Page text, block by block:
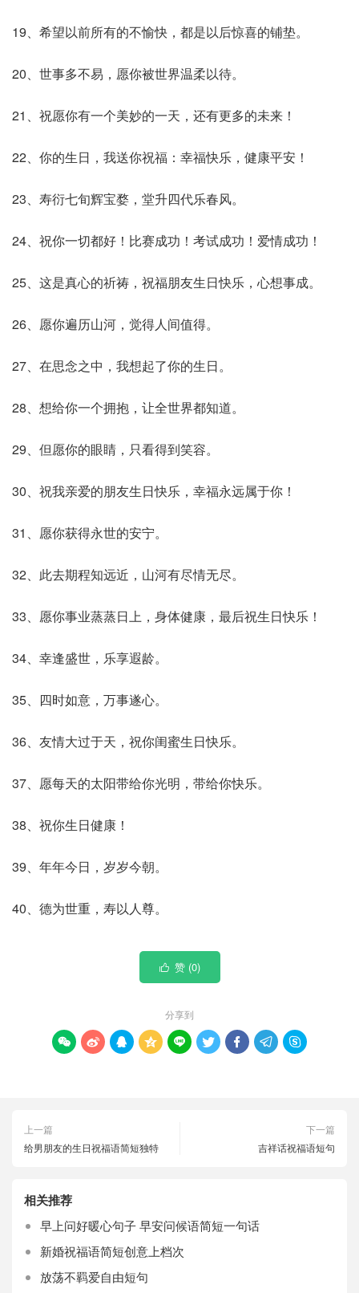
19、希望以前所有的不愉快，都是以后惊喜的铺垫。
20、世事多不易，愿你被世界温柔以待。
21、祝愿你有一个美妙的一天，还有更多的未来！
22、你的生日，我送你祝福：幸福快乐，健康平安！
23、寿衍七旬辉宝婺，堂升四代乐春风。
24、祝你一切都好！比赛成功！考试成功！爱情成功！
25、这是真心的祈祷，祝福朋友生日快乐，心想事成。
26、愿你遍历山河，觉得人间值得。
27、在思念之中，我想起了你的生日。
28、想给你一个拥抱，让全世界都知道。
29、但愿你的眼睛，只看得到笑容。
30、祝我亲爱的朋友生日快乐，幸福永远属于你！
31、愿你获得永世的安宁。
32、此去期程知远近，山河有尽情无尽。
33、愿你事业蒸蒸日上，身体健康，最后祝生日快乐！
34、幸逢盛世，乐享遐龄。
35、四时如意，万事遂心。
36、友情大过于天，祝你闺蜜生日快乐。
37、愿每天的太阳带给你光明，带给你快乐。
38、祝你生日健康！
39、年年今日，岁岁今朝。
40、德为世重，寿以人尊。
 赞 (0)
分享到
        
上一篇
给男朋友的生日祝福语简短独特
下一篇
吉祥话祝福语短句
相关推荐
早上问好暖心句子 早安问候语简短一句话
新婚祝福语简短创意上档次
放荡不羁爱自由短句